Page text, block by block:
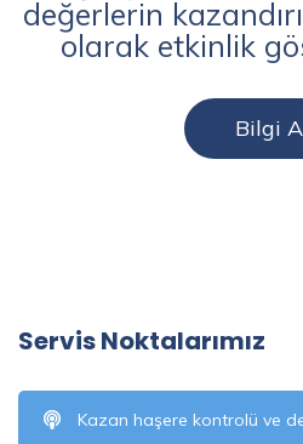
değerlerin
olarak etkinlik
Bilgi
Servis Noktalarımız
Kazan haşere kontrolü ve